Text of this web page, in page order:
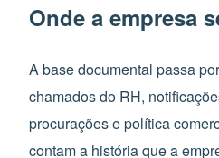
Onde a empresa
A base documental passa
chamados do RH,
procurações e política
contam a história que a